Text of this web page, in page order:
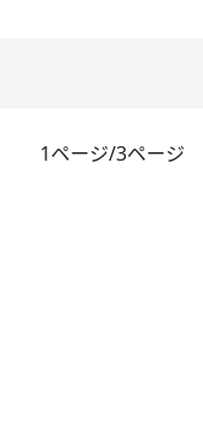
1ページ/3ページ